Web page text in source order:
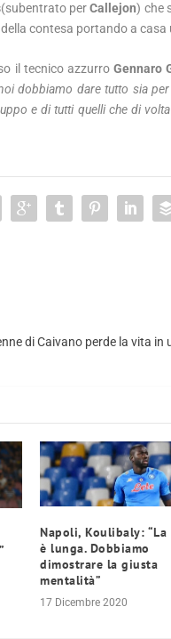
(subentrato perCallejon) che
contesa portando a
il tecnico azzurroGennaro
dobbiamo dare tutto sia
e di tutti quelli che di
di Caivano perde la vita in
Napoli, Koulibaly: “La
è lunga. Dobbiamo
dimostrare la giusta
mentalità”
17 Dicembre 2020